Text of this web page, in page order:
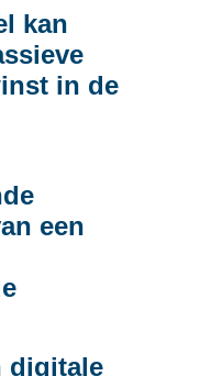
kan
in de
een
digitale